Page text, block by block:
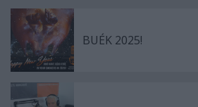
BUÉK 2025!